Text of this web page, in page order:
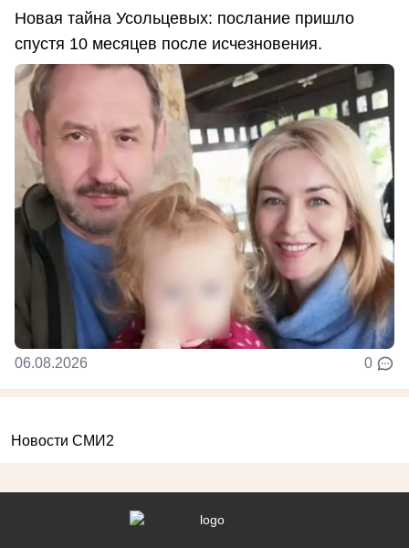
Новая тайна Усольцевых: послание пришло
спустя 10 месяцев после исчезновения.
06.08.2026 0
Новости СМИ2